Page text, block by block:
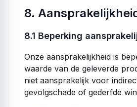
8.
8.1 Beperking
Onze aansprakelijkheid is
waarde van de geleverde
niet aansprakelijk voor
gevolgschade of gederfde